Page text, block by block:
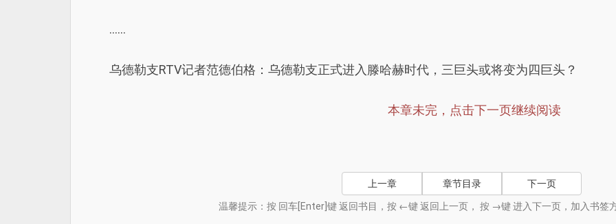
……
乌德勒支RTV记者范德伯格：乌德勒支正式进入滕哈赫时代，三巨头或将变为四巨头？
本章未完，点击下一页继续阅读
上一章 章节目录 下一页
温馨提示：按 回车[Enter]键 返回书目，按 ←键 返回上一页， 按 →键 进入下一页，加入书签